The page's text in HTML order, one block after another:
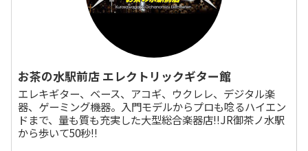
お茶の水駅前店 エレクトリックギター館
エレキギター、ベース、アコギ、ウクレレ、デジタル楽
器、ゲーミング機器。入門モデルからプロも唸るハイエン
ドまで、量も質も充実した大型総合楽器店!!JR御茶ノ水駅
から歩いて50秒!!